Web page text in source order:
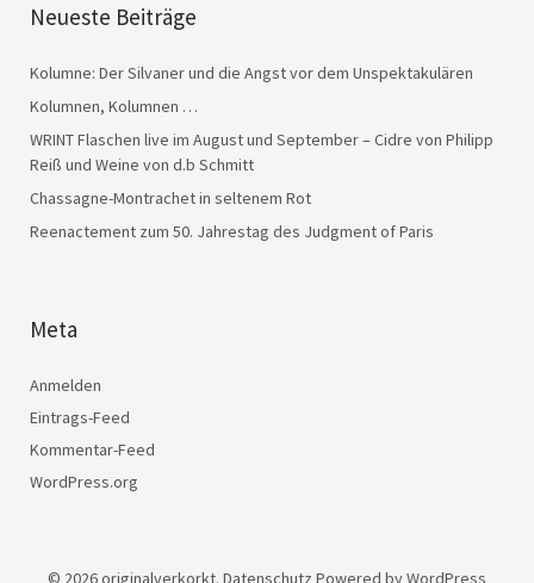
Neueste Beiträge
Kolumne: Der Silvaner und die Angst vor dem Unspektakulären
Kolumnen, Kolumnen …
WRINT Flaschen live im August und September – Cidre von Philipp
Reiß und Weine von d.b Schmitt
Chassagne-Montrachet in seltenem Rot
Reenactement zum 50. Jahrestag des Judgment of Paris
Meta
Anmelden
Eintrags-Feed
Kommentar-Feed
WordPress.org
© 2026originalverkorkt. Datenschutz Powered byWordPress